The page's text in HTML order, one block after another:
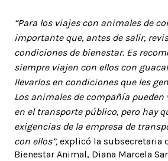
“Para los viajes con animales de
importante que, antes de salir,
condiciones de bienestar. Es
siempre viajen con ellos con
llevarlos en condiciones que les
Los animales de compañía
en el transporte público, pero hay
exigencias de la empresa de
con ellos”, explicó la subsecretaria
Bienestar Animal, Diana Marcela